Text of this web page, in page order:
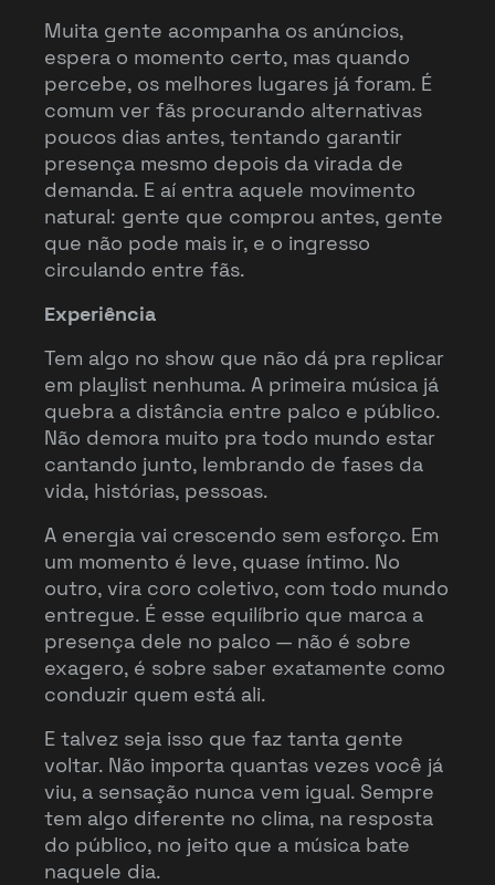
Muita gente acompanha os anúncios,
espera o momento certo, mas quando
percebe, os melhores lugares já foram. É
comum ver fãs procurando alternativas
poucos dias antes, tentando garantir
presença mesmo depois da virada de
demanda. E aí entra aquele movimento
natural: gente que comprou antes, gente
que não pode mais ir, e o ingresso
circulando entre fãs.
Experiência
Tem algo no show que não dá pra replicar
em playlist nenhuma. A primeira música já
quebra a distância entre palco e público.
Não demora muito pra todo mundo estar
cantando junto, lembrando de fases da
vida, histórias, pessoas.
A energia vai crescendo sem esforço. Em
um momento é leve, quase íntimo. No
outro, vira coro coletivo, com todo mundo
entregue. É esse equilíbrio que marca a
presença dele no palco — não é sobre
exagero, é sobre saber exatamente como
conduzir quem está ali.
E talvez seja isso que faz tanta gente
voltar. Não importa quantas vezes você já
viu, a sensação nunca vem igual. Sempre
tem algo diferente no clima, na resposta
do público, no jeito que a música bate
naquele dia.